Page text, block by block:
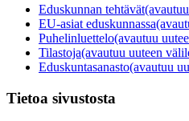
Eduskunnan tehtävät
EU-asiat eduskunnassa
Puhelinluettelo(avautuu
Tilastoja(avautuu uuteen
Eduskuntasanasto(avautuu
Tietoa sivustosta